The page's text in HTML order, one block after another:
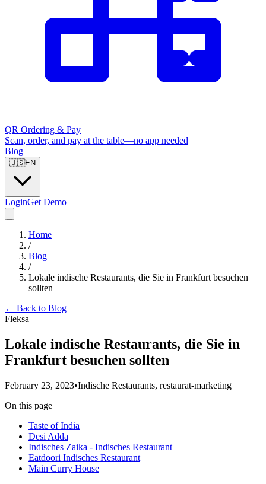
QR Ordering & Pay
Scan, order, and pay at the table—no app needed
Blog
🇺🇸EN
LoginGet Demo
Home
/
Blog
/
Lokale indische Restaurants, die Sie in Frankfurt besuchen
sollten
← Back to Blog
Fleksa
Lokale indische Restaurants, die Sie in
Frankfurt besuchen sollten
February 23, 2023•Indische Restaurants, restaurat-marketing
On this page
Taste of India
Desi Adda
Indisches Zaika - Indisches Restaurant
Eatdoori Indisches Restaurant
Main Curry House